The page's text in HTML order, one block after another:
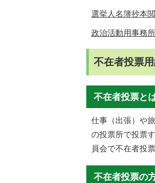
選挙人名簿抄本
政治活動用事務
不在者投票
不在者投票と
仕事（出張）や
の投票所で投票
員会で不在者投
不在者投票の